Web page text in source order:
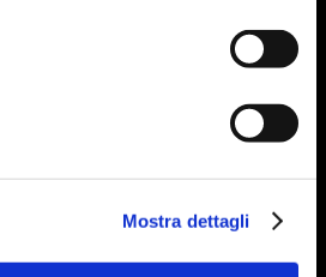
Mostra dettagli